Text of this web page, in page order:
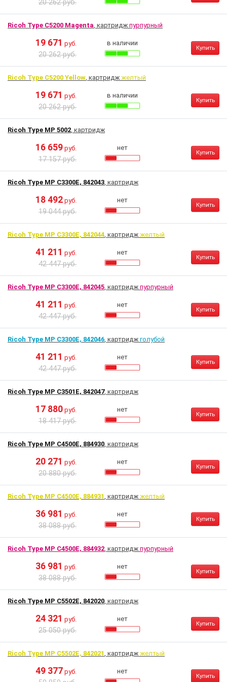
20 262 руб.
Ricoh Type C5200 Magenta, картридж пурпурный
19 671 руб.
20 262 руб.
в наличии
Купить
Ricoh Type C5200 Yellow, картридж желтый
19 671 руб.
20 262 руб.
в наличии
Купить
Ricoh Type MP 5002, картридж
16 659 руб.
17 157 руб.
нет
Купить
Ricoh Type MP C3300E, 842043, картридж
18 492 руб.
19 044 руб.
нет
Купить
Ricoh Type MP C3300E, 842044, картридж желтый
41 211 руб.
42 447 руб.
нет
Купить
Ricoh Type MP C3300E, 842045, картридж пурпурный
41 211 руб.
42 447 руб.
нет
Купить
Ricoh Type MP C3300E, 842046, картридж голубой
41 211 руб.
42 447 руб.
нет
Купить
Ricoh Type MP C3501E, 842047, картридж
17 880 руб.
18 417 руб.
нет
Купить
Ricoh Type MP C4500E, 884930, картридж
20 271 руб.
20 880 руб.
нет
Купить
Ricoh Type MP C4500E, 884931, картридж желтый
36 981 руб.
38 088 руб.
нет
Купить
Ricoh Type MP C4500E, 884932, картридж пурпурный
36 981 руб.
38 088 руб.
нет
Купить
Ricoh Type MP C5502E, 842020, картридж
24 321 руб.
25 050 руб.
нет
Купить
Ricoh Type MP C5502E, 842021, картридж желтый
49 377 руб. нет
Купить